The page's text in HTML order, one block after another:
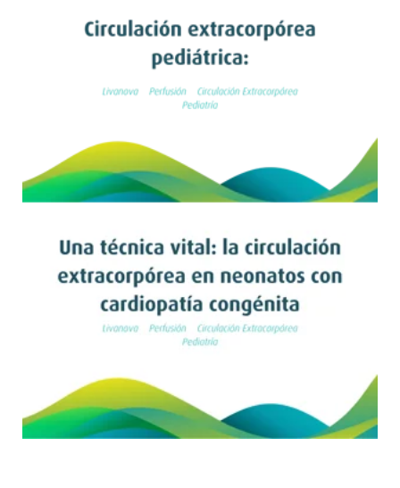
Leer artículo
Leer artículo